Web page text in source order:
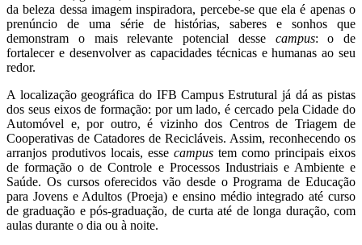
da beleza dessa imagem inspiradora, percebe-se que ela é apenas o
prenúncio de uma série de histórias, saberes e sonhos que
demonstram o mais relevante potencial desse campus: o de
fortalecer e desenvolver as capacidades técnicas e humanas ao seu
redor.
A localização geográfica do IFB Campus Estrutural já dá as pistas
dos seus eixos de formação: por um lado, é cercado pela Cidade do
Automóvel e, por outro, é vizinho dos Centros de Triagem de
Cooperativas de Catadores de Recicláveis. Assim, reconhecendo os
arranjos produtivos locais, esse campus tem como principais eixos
de formação o deControle e Processos Industriais e Ambiente e
Saúde. Os cursos oferecidos vão desde o Programa de Educação
para Jovens e Adultos (Proeja) e ensino médio integrado até curso
de graduação e pós-graduação, de curta até de longa duração, com
aulas durante o dia ou à noite.